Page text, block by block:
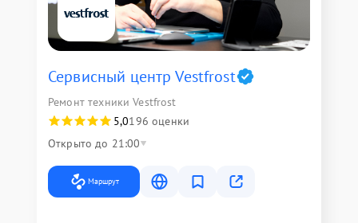
Сервисный центр Vestfrost
Ремонт техники Vestfrost
5,0196 оценки
Открыто до 21:00
Маршрут